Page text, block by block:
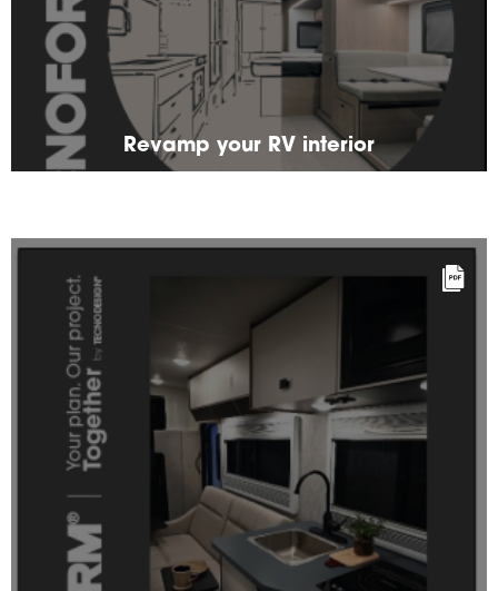
Revamp your RV interior